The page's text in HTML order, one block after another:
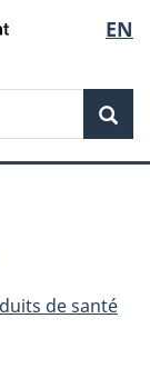
de
la
EN
de santé